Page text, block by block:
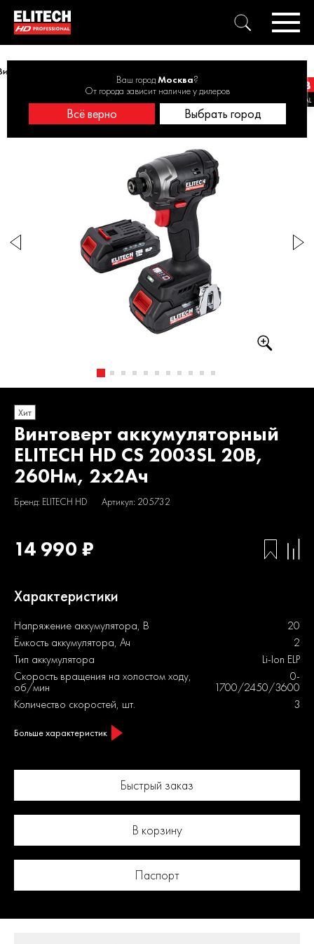
Ваш городМосква?
От города зависит наличие у дилеров
Всё верно Выбрать город
аккумуляторный ELITECH HD CS 2003SL 20В, 260Нм, 2х2Ач
Хит
Винтоверт аккумуляторный
ELITECH HD CS 2003SL 20В,
260Нм, 2х2Ач
Бренд: ELITECH HD Артикул: 205732
14 990 ₽
Характеристики
Напряжение аккумулятора, В
20
Ёмкость аккумулятора, Ач
2
Тип аккумулятора
Li-Ion ELP
Скорость вращения на холостом ходу,
об/мин
0-
1700/2450/3600
Количество скоростей, шт.
3
Больше характеристик
Быстрый заказ
В корзину
Паспорт